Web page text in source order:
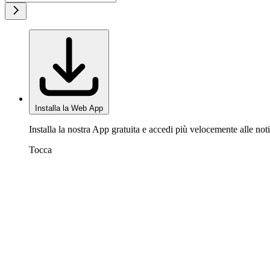
Installa la Web App
Installa la nostra App gratuita e accedi più velocemente alle
Tocca